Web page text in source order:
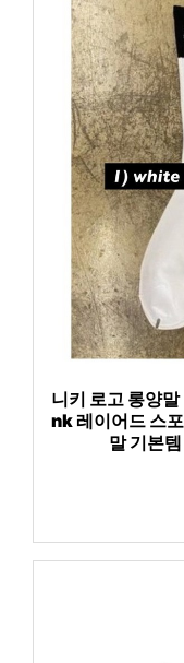
니키 로고 롱양
nk 레이어드 스
말 기본